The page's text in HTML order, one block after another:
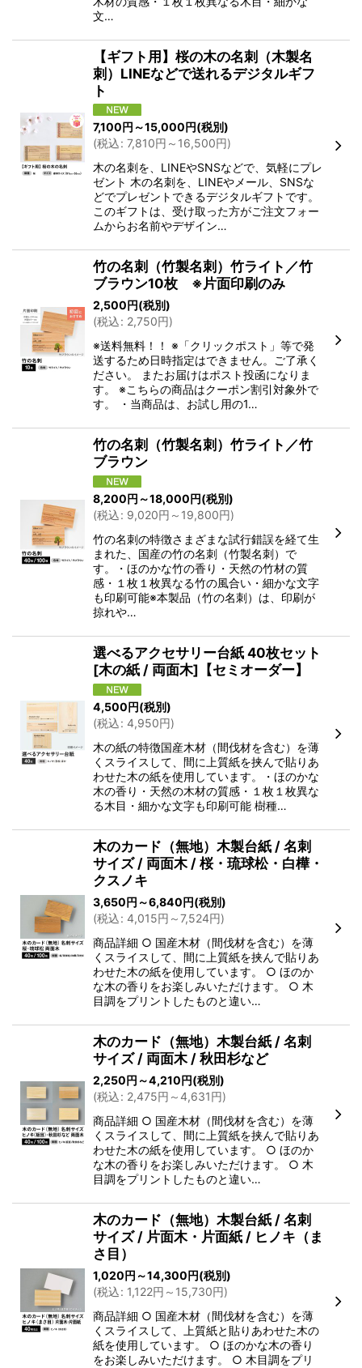
文…
【ギフト用】桜の木の名刺（木製名
刺）LINEなどで送れるデジタルギフ
ト
7,100 円 ～15,000 円(税別)
(税込: 7,810円 ～16,500円)
木の名刺を、LINEやSNSなどで、気軽にプレ
ゼント 木の名刺を、LINEやメール、SNSな
どでプレゼントできるデジタルギフトです。
このギフトは、受け取った方がご注文フォー
ムからお名前やデザイン…
竹の名刺（竹製名刺）竹ライト／竹
ブラウン10枚 ※片面印刷のみ
2,500 円(税別)
(税込: 2,750円)
※送料無料！！ ※「クリックポスト」等で発
送するため日時指定はできません。ご了承く
ださい。 またお届けはポスト投函になりま
す。 ※こちらの商品はクーポン割引対象外で
す。 ・当商品は、お試し用の1…
竹の名刺（竹製名刺）竹ライト／竹
ブラウン
8,200円 ～18,000円(税別)
(税込: 9,020円 ～19,800円)
竹の名刺の特徴さまざまな試行錯誤を経て生
まれた、国産の竹の名刺（竹製名刺）で
す。・ほのかな竹の香り・天然の竹材の質
感・１枚１枚異なる竹の風合い・細かな文字
も印刷可能※本製品（竹の名刺）は、印刷が
掠れや…
選べるアクセサリー台紙 40枚セット
[木の紙 / 両面木]【セミオーダー】
4,500円(税別)
(税込: 4,950円)
木の紙の特徴国産木材（間伐材を含む）を薄
くスライスして、間に上質紙を挟んで貼りあ
わせた木の紙を使用しています。・ほのかな
木の香り・天然の木材の質感・１枚１枚異な
る木目・細かな文字も印刷可能 樹種…
木のカード（無地）木製台紙 / 名刺
サイズ / 両面木 / 桜・琉球松・白樺・
クスノキ
3,650円 ～6,840円(税別)
(税込: 4,015円 ～7,524円)
商品詳細 ○ 国産木材（間伐材を含む）を薄
くスライスして、間に上質紙を挟んで貼りあ
わせた木の紙を使用しています。 ○ ほのか
な木の香りをお楽しみいただけます。 ○ 木
目調をプリントしたものと違い…
木のカード（無地）木製台紙 / 名刺
サイズ / 両面木 / 秋田杉など
2,250円 ～4,210円(税別)
(税込: 2,475円 ～4,631円)
商品詳細 ○ 国産木材（間伐材を含む）を薄
くスライスして、間に上質紙を挟んで貼りあ
わせた木の紙を使用しています。 ○ ほのか
な木の香りをお楽しみいただけます。 ○ 木
目調をプリントしたものと違い…
木のカード（無地）木製台紙 / 名刺
サイズ / 片面木・片面紙 / ヒノキ（ま
さ目）
1,020円 ～14,300円(税別)
(税込: 1,122円 ～15,730円)
商品詳細 ○ 国産木材（間伐材を含む）を薄
くスライスして、上質紙と貼りあわせた木の
紙を使用しています。 ○ ほのかな木の香り
をお楽しみいただけます。 ○ 木目調をプリ